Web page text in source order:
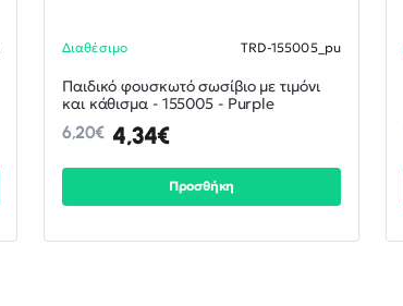
ΝΕΟ
-30%
Διαθέσιμο TRD-155005_pu
Παιδικό φουσκωτό σωσίβιο με τιμόνι
και κάθισμα - 155005 - Purple
4,34€
6,20€
Προσθήκη